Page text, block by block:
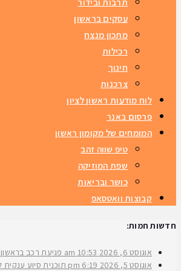
עסקים בראשון
מתכון מנצח
רכילות
חינוך
צרכנות
לוח מודעות ראשון לציון
פרסום באנר
המומחים של מקומון ראשון
טיפ שווה זהב
שפת המוזיקה
כושר ובריאות
קבוצות וואטסאפ
חדשות חמות:
אוגוסט 6, 2026 10:53 am
פגיעת רכב בראשון לציון: בת 33 נפצעה
אוגוסט 5, 2026
6:19 pm
תוכנית סיוע